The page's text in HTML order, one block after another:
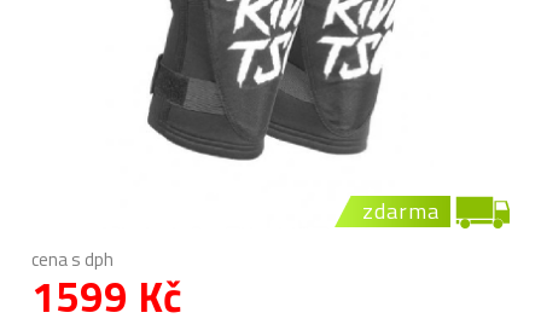
zdarma
cena s dph
1599 Kč